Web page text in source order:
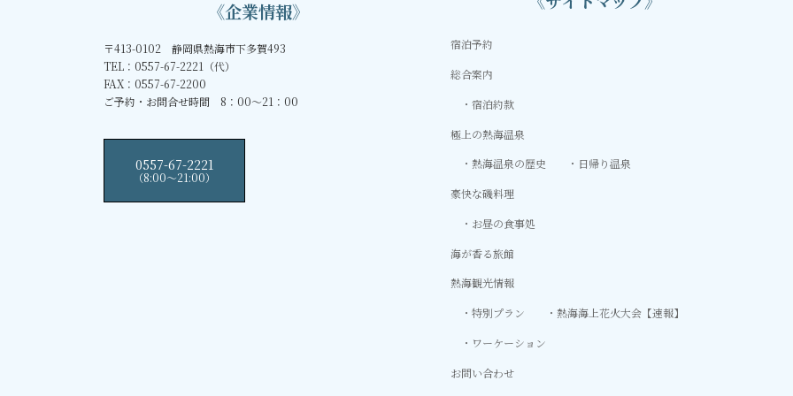
《企業情報》
〒413-0102 静岡県熱海市下多賀493
TEL：0557-67-2221（代）
FAX：0557-67-2200
ご予約・お問合せ時間 8：00～21：00
0557-67-2221
（8:00〜21:00）
宿泊予約
総合案内
宿泊約款
極上の熱海温泉
熱海温泉の歴史
日帰り温泉
豪快な磯料理
お昼の食事処
海が香る旅館
熱海観光情報
特別プラン
熱海海上花火大会【速報】
ワーケーション
お問い合わせ